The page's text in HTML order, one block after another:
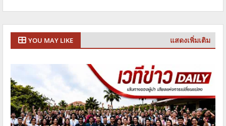
YOU MAY LIKE แสดงเพิ่มเติม